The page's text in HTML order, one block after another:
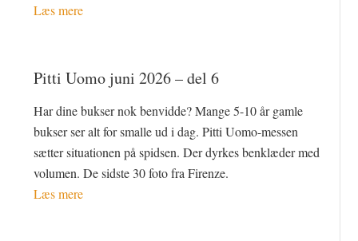
Læs mere
Pitti Uomo juni 2026 – del 6
Har dine bukser nok benvidde? Mange 5-10 år gamle
bukser ser alt for smalle ud i dag. Pitti Uomo-messen
sætter situationen på spidsen. Der dyrkes benklæder med
volumen. De sidste 30 foto fra Firenze.
Læs mere